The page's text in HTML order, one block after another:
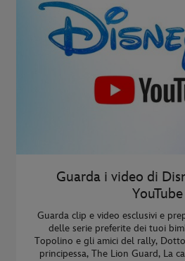
Guarda i video di
YouTube
Guarda clip e video esclusivi e
delle serie preferite dei tuoi
Topolino e gli amici del rally,
principessa, The Lion Guard, La